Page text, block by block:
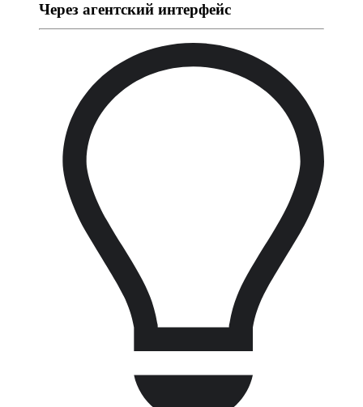
Через агентский интерфейс